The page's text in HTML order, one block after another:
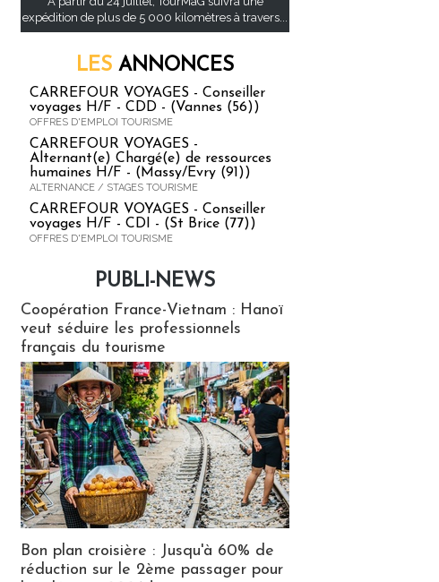
expédition de plus de 5 000 kilomètres à travers...
LES ANNONCES
CARREFOUR VOYAGES - Conseiller
voyages H/F - CDD - (Vannes (56))
OFFRES D'EMPLOI TOURISME
CARREFOUR VOYAGES -
Alternant(e) Chargé(e) de ressources
humaines H/F - (Massy/Evry (91))
ALTERNANCE / STAGES TOURISME
CARREFOUR VOYAGES - Conseiller
voyages H/F - CDI - (St Brice (77))
OFFRES D'EMPLOI TOURISME
PUBLI-NEWS
Coopération France-Vietnam : Hanoï
veut séduire les professionnels
français du tourisme
Bon plan croisière : Jusqu'à 60% de
réduction sur le 2ème passager pour